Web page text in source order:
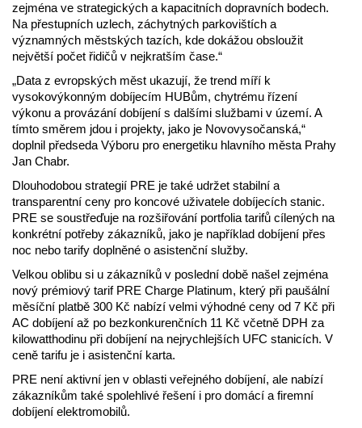
zejména ve strategických a kapacitních dopravních bodech.
Na přestupních uzlech, záchytných parkovištích a
významných městských tazích, kde dokážou obsloužit
největší počet řidičů v nejkratším čase.“
„Data z evropských měst ukazují, že trend míří k
vysokovýkonným dobíjecím HUBům, chytrému řízení
výkonu a provázání dobíjení s dalšími službami v území. A
tímto směrem jdou i projekty, jako je Novovysočanská,“
doplnil předseda Výboru pro energetiku hlavního města Prahy
Jan Chabr.
Dlouhodobou strategií PRE je také udržet stabilní a
transparentní ceny pro koncové uživatele dobíjecích stanic.
PRE se soustřeďuje na rozšiřování portfolia tarifů cílených na
konkrétní potřeby zákazníků, jako je například dobíjení přes
noc nebo tarify doplněné o asistenční služby.
Velkou oblibu si u zákazníků v poslední době našel zejména
nový prémiový tarif PRE Charge Platinum, který při paušální
měsíční platbě 300 Kč nabízí velmi výhodné ceny od 7 Kč při
AC dobíjení až po bezkonkurenčních 11 Kč včetně DPH za
kilowatthodinu při dobíjení na nejrychlejších UFC stanicích. V
ceně tarifu je i asistenční karta.
PRE není aktivní jen v oblasti veřejného dobíjení, ale nabízí
zákazníkům také spolehlivé řešení i pro domácí a firemní
dobíjení elektromobilů.